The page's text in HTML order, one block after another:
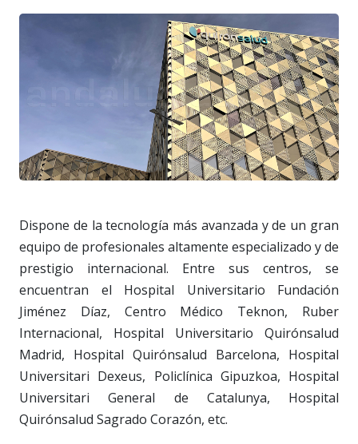
Dispone de la tecnología más avanzada y de un gran
equipo de profesionales altamente especializado y de
prestigio internacional. Entre sus centros, se
encuentran el Hospital Universitario Fundación
Jiménez Díaz, Centro Médico Teknon, Ruber
Internacional, Hospital Universitario Quirónsalud
Madrid, Hospital Quirónsalud Barcelona, Hospital
Universitari Dexeus, Policlínica Gipuzkoa, Hospital
Universitari General de Catalunya, Hospital
Quirónsalud Sagrado Corazón, etc.